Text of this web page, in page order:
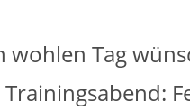
wohlen Tag